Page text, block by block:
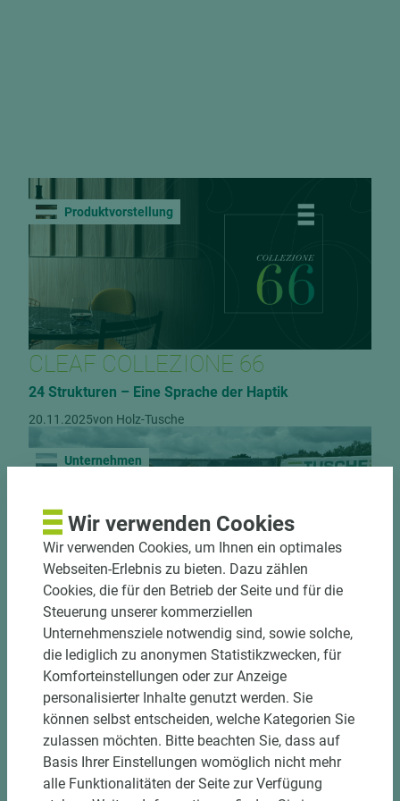
Produktvorstellung
CLEAF COLLEZIONE 66
24 Strukturen – Eine Sprache der Haptik
20.11.2025von Holz-Tusche
Unternehmen
SPATENSTICH IN EMSBÜREN
Wir wachsen weiter.
23.07.2025 von Holz-Tusche | 4 Minuten
Wir verwenden Cookies
Wir verwenden Cookies, um Ihnen ein optimales
Webseiten-Erlebnis zu bieten. Dazu zählen
Cookies, die für den Betrieb der Seite und für die
Steuerung unserer kommerziellen
Unternehmensziele notwendig sind, sowie solche,
die lediglich zu anonymen Statistikzwecken, für
Komforteinstellungen oder zur Anzeige
personalisierter Inhalte genutzt werden. Sie
können selbst entscheiden, welche Kategorien Sie
zulassen möchten. Bitte beachten Sie, dass auf
Basis Ihrer Einstellungen womöglich nicht mehr
alle Funktionalitäten der Seite zur Verfügung